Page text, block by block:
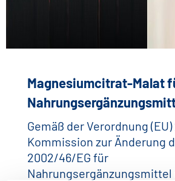
Magnesiumcitrat-Malat
Gemäß der Verordnung (EU)
Kommission zur Änderung
2002/46/EG für